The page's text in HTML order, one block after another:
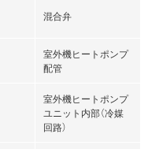
混合弁
室外機ヒートポンプ
配管
室外機ヒートポンプ
ユニット内部（冷媒
回路）